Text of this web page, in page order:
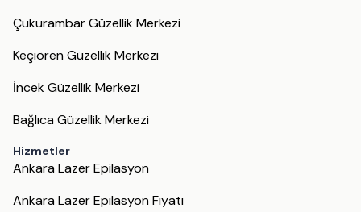
Çukurambar Güzellik Merkezi
Keçiören Güzellik Merkezi
İncek Güzellik Merkezi
Bağlıca Güzellik Merkezi
Hizmetler
Ankara Lazer Epilasyon
Ankara Lazer Epilasyon Fiyatı